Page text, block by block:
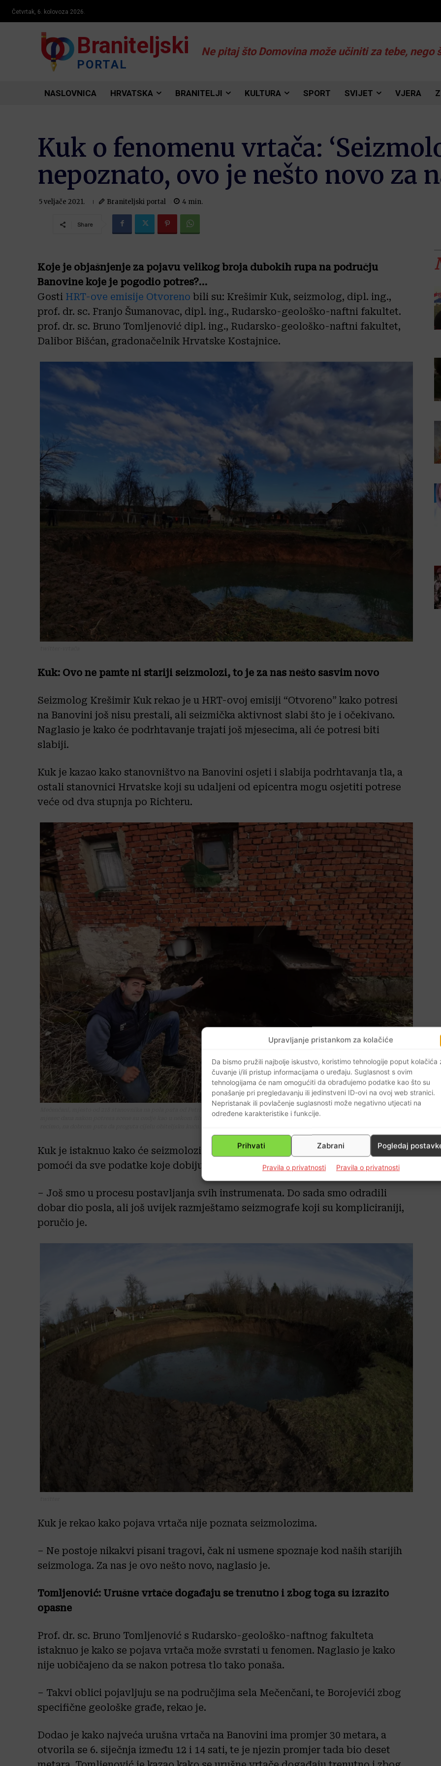
Upravljanje pristankom za kolačiće
Da bismo pružili najbolje iskustvo, koristimo tehnologije poput kolačića
čuvanje i/ili pristup informacijama o uređaju. Suglasnost s ovim
tehnologijama će nam omogućiti da obrađujemo podatke kao što su
ponašanje pri pregledavanju ili jedinstveni ID-ovi na ovoj web stranici.
Nepristanak ili povlačenje suglasnosti može negativno utjecati na
određene karakteristike i funkcije.
Prihvati Zabrani Pogledaj
Pravila o privatnosti Pravila o privatnosti
Četvrtak, 6. kolovoza 2026.
Braniteljski
PORTAL
Ne pitaj što Domovina može učiniti za tebe, nego
NASLOVNICA HRVATSKA BRANITELJI KULTURA SPORT SVIJET VJERA
Kuk o fenomenu vrtača:
nepoznato, ovo je nešto novo za
5 veljače 2021. Braniteljski portal 4 min.
Share
Koje je objašnjenje za pojavu velikog broja dubokih rupa na području
Banovine koje je pogodio potres?…
Gosti HRT-ove emisije Otvoreno bili su: Krešimir Kuk, seizmolog, dipl. ing.,
prof. dr. sc. Franjo Šumanovac, dipl. ing., Rudarsko-geološko-naftni fakultet.
prof. dr. sc. Bruno Tomljenović dipl. ing., Rudarsko-geološko-naftni fakultet,
Dalibor Bišćan, gradonačelnik Hrvatske Kostajnice.
Kuk: Ovo ne pamte ni stariji seizmolozi, to je za nas nešto sasvim novo
Seizmolog Krešimir Kuk rekao je u HRT-ovoj emisiji “Otvoreno” kako potresi
na Banovini još nisu prestali, ali seizmička aktivnost slabi što je i očekivano.
Naglasio je kako će podrhtavanje trajati još mjesecima, ali će potresi biti
slabiji.
Kuk je kazao kako stanovništvo na Banovini osjeti i slabija podrhtavanja tla, a
ostali stanovnici Hrvatske koji su udaljeni od epicentra mogu osjetiti potrese
veće od dva stupnja po Richteru.
Mečenčani, mjesto od 218 stanovnika na pola puta od Petrinje do Kostajnice, nisu bili u samom epicentru kao, recimo, Strašnik. No
mjesec dana nakon potresa scene su ondje kao u nekom filmu strave. Rupe nastale nakon potresa naočigled se šire. Toliko da je ova,
Kuk je istaknuo kako će seizmolozima novi uređaji koje imaju na raspolaganju
pomoći da sve podatke koje dobiju uspiju analizirati.
– Još smo u procesu postavljanja svih instrumenata. Do sada smo odradili
dobar dio posla, ali još uvijek razmještamo seizmografe koji su kompliciraniji,
poručio je.
Kuk je rekao kako pojava vrtača nije poznata seizmolozima.
– Ne postoje nikakvi pisani tragovi, čak ni usmene spoznaje kod naših starijih
seizmologa. Za nas je ovo nešto novo, naglasio je.
Tomljenović: Urušne vrtače događaju se trenutno i zbog toga su izrazito
opasne
Prof. dr. sc. Bruno Tomljenović s Rudarsko-geološko-naftnog fakulteta
istaknuo je kako se pojava vrtača može svrstati u fenomen. Naglasio je kako
nije uobičajeno da se nakon potresa tlo tako ponaša.
– Takvi oblici pojavljuju se na područjima sela Mečenčani, te Borojevići zbog
specifične geološke građe, rekao je.
Dodao je kako najveća urušna vrtača na Banovini ima promjer 30 metara, a
otvorila se 6. siječnja između 12 i 14 sati, te je njezin promjer tada bio deset